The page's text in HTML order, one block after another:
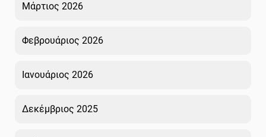
Μάρτιος 2026
Φεβρουάριος 2026
Ιανουάριος 2026
Δεκέμβριος 2025